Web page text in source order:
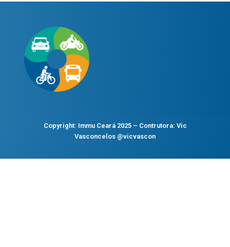
Copyright: Immu Ceará 2025 – Contrutora: Vic
Vasconcelos @vicvascon